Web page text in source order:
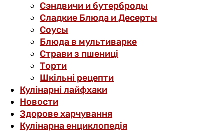
Сэндвичи и бутерброды
Сладкие Блюда и Десерты
Соусы
Блюда в мультиварке
Страви з пшениці
Торти
Шкільні рецепти
Кулінарні лайфхаки
Новости
Здорове харчування
Кулінарна енциклопедія